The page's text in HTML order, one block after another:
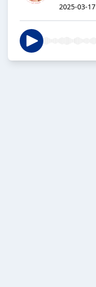
2025-03-17